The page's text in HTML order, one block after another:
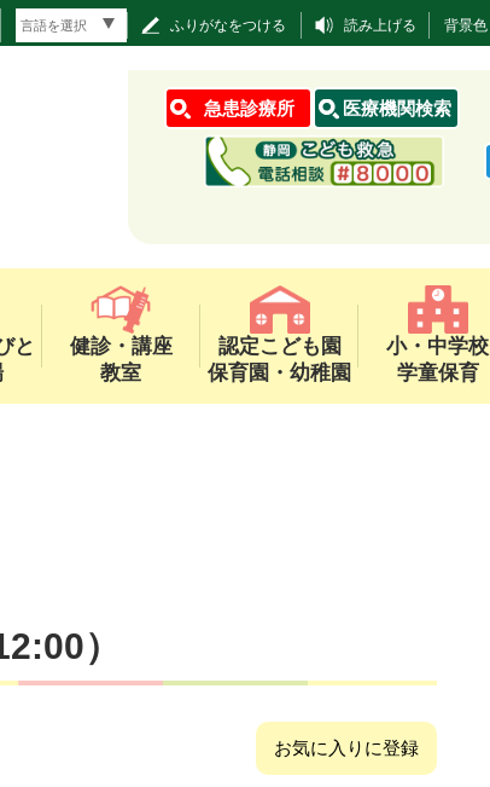
ふりがなをつける 読み上げる 背景色
急患診療所 医療機関検索
と
健診・講座
教室
認定こども園
保育園・幼稚園
小・中学校
学童保育
）
お気に入りに登録